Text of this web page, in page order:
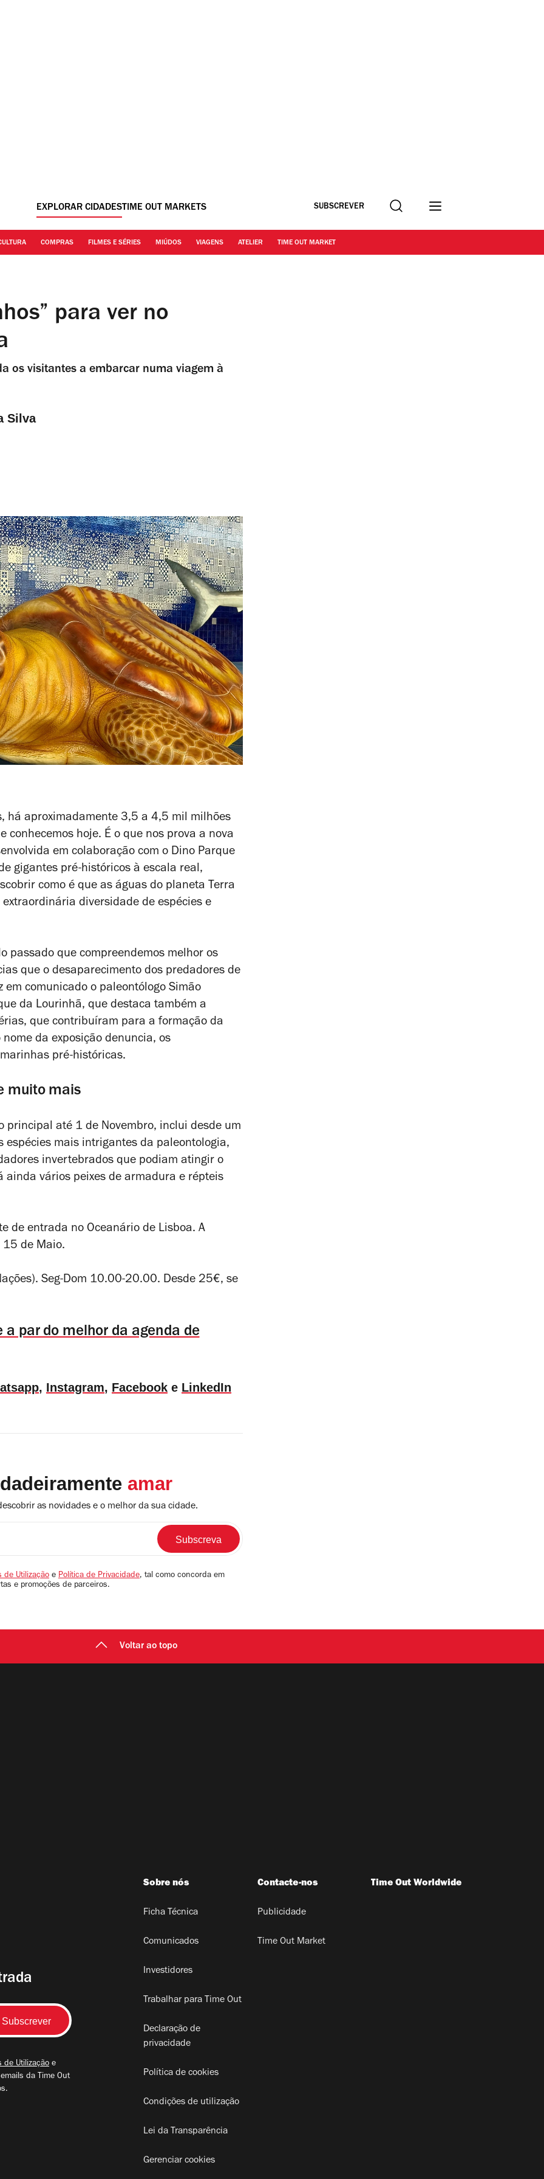
EXPLORAR CIDADESTIME OUT MARKETS SUBSCREVER Procurar
COMPRAS FILMES E SÉRIES MIÚDOS VIAGENS ATELIER TIME OUT MARKET
para ver no
os visitantes a embarcar numa viagem à
Silva
há aproximadamente 3,5 a 4,5 mil milhões
conhecemos hoje. É o que nos prova a nova
em colaboração com o Dino Parque
gigantes pré-históricos à escala real,
como é que as águas do planeta Terra
diversidade de espécies e
passado que compreendemos melhor os
que o desaparecimento dos predadores de
comunicado o paleontólogo Simão
da Lourinhã, que destaca também a
que contribuíram para a formação da
da exposição denuncia, os
pré-históricas.
muito mais
principal até 1 de Novembro, inclui desde um
mais intrigantes da paleontologia,
invertebrados que podiam atingir o
vários peixes de armadura e répteis
de entrada no Oceanário de Lisboa. A
15 de Maio.
Seg-Dom 10.00-20.00. Desde 25€, se
a par do melhor da agenda de
, Instagram, Facebook e LinkedIn
amar
as novidades e o melhor da sua cidade.
de Utilização e Política de Privacidade, tal como concorda em
e promoções de parceiros.
Voltar ao topo
de Utilização e
da Time Out
Sobre nós
Ficha Técnica
Comunicados
Investidores
Trabalhar para Time Out
Declaração de
privacidade
Política de cookies
Condições de utilização
Lei da Transparência
Gerenciar cookies
Contacte-nos
Publicidade
Time Out Market
Time Out Worldwide